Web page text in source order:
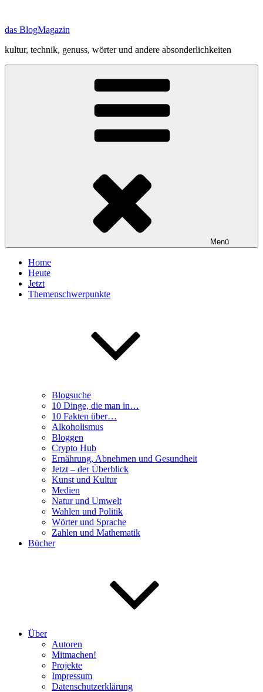
springen
das BlogMagazin
kultur, technik, genuss, wörter und andere absonderlichkeiten
Menü
Home
Heute
Jetzt
Themenschwerpunkte
Blogsuche
10 Dinge, die man in…
10 Fakten über…
Alkoholismus
Bloggen
Crypto Hub
Ernährung, Abnehmen und Gesundheit
Jetzt – der Überblick
Kunst und Kultur
Medien
Natur und Umwelt
Wahlen und Politik
Wörter und Sprache
Zahlen und Mathematik
Bücher
Über
Autoren
Mitmachen!
Projekte
Impressum
Datenschutzerklärung